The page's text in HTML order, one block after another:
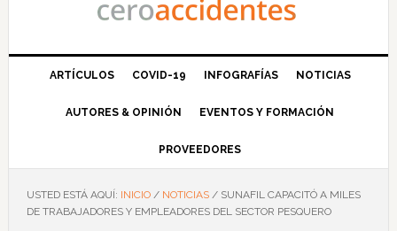
ARTÍCULOS COVID-19 INFOGRAFÍAS NOTICIAS
AUTORES & OPINIÓN EVENTOS Y FORMACIÓN
PROVEEDORES
USTED ESTÁ AQUÍ: INICIO / NOTICIAS /SUNAFIL CAPACITÓ A MILES
DE TRABAJADORES Y EMPLEADORES DEL SECTOR PESQUERO